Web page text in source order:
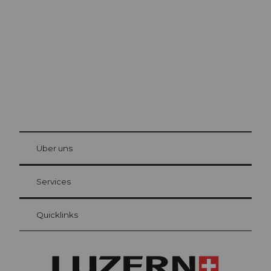
Gästekarte Luzern
Ihre Vorteile als Übernachtungsgast
at Bre
Über uns
Services
Quicklinks